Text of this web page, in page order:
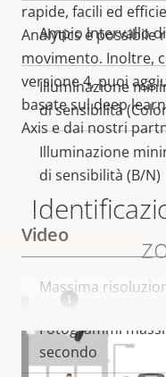
rapide, facili ed
Analytics è possibile
movimento. Inoltre,
versione 4, puoi
basate sul deep
Axis e dai nostri
Ampio intervallo
Illuminazione
di sensibilità
Illuminazione
di sensibilità (B/N)
Video
Descrizione
proprietà
Massima
Fotogrammi
secondo